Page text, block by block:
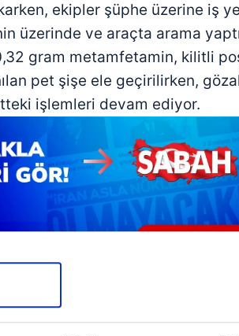
ekipler şüphe üzerine iş
üzerinde ve araçta arama
gram metamfetamin, kilitli
pet şişe ele geçirilirken,
işlemleri devam ediyor.